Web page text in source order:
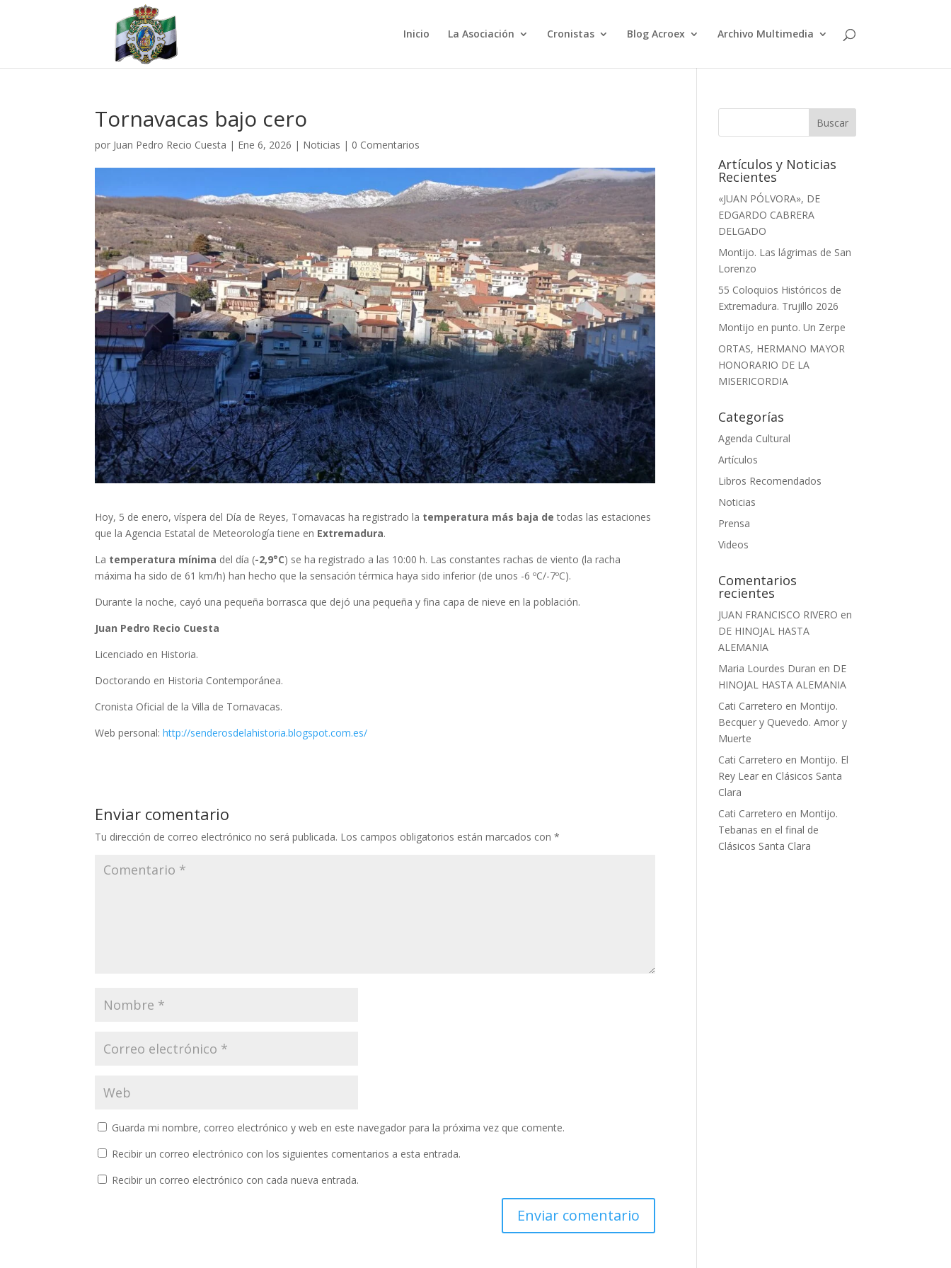
Inicio La Asociación Cronistas Blog Acroex Archivo Multimedia
Tornavacas bajo cero
por Juan Pedro Recio Cuesta | Ene 6, 2026 | Noticias | 0 Comentarios
Hoy, 5 de enero, víspera del Día de Reyes, Tornavacas ha registrado la temperatura más baja de todas las estaciones
que la Agencia Estatal de Meteorología tiene en Extremadura.
La temperatura mínima del día (-2,9°C) se ha registrado a las 10:00 h. Las constantes rachas de viento (la racha
máxima ha sido de 61 km/h) han hecho que la sensación térmica haya sido inferior (de unos -6 ºC/-7ºC).
Durante la noche, cayó una pequeña borrasca que dejó una pequeña y fina capa de nieve en la población.
Juan Pedro Recio Cuesta
Licenciado en Historia.
Doctorando en Historia Contemporánea.
Cronista Oficial de la Villa de Tornavacas.
Web personal:http://senderosdelahistoria.blogspot.com.es/
Enviar comentario
Tu dirección de correo electrónico no será publicada. Los campos obligatorios están marcados con*
Guarda mi nombre, correo electrónico y web en este navegador para la próxima vez que comente.
Recibir un correo electrónico con los siguientes comentarios a esta entrada.
Recibir un correo electrónico con cada nueva entrada.
Artículos y Noticias
Recientes
«JUAN PÓLVORA», DE
EDGARDO CABRERA
DELGADO
Montijo. Las lágrimas de San
Lorenzo
55 Coloquios Históricos de
Extremadura. Trujillo 2026
Montijo en punto. Un Zerpe
ORTAS, HERMANO MAYOR
HONORARIO DE LA
MISERICORDIA
Categorías
Agenda Cultural
Artículos
Libros Recomendados
Noticias
Prensa
Videos
Comentarios
recientes
JUAN FRANCISCO RIVERO en
DE HINOJAL HASTA
ALEMANIA
Maria Lourdes Duran en DE
HINOJAL HASTA ALEMANIA
Cati Carretero en Montijo.
Becquer y Quevedo. Amor y
Muerte
Cati Carretero en Montijo. El
Rey Lear en Clásicos Santa
Clara
Cati Carretero en Montijo.
Tebanas en el final de
Clásicos Santa Clara